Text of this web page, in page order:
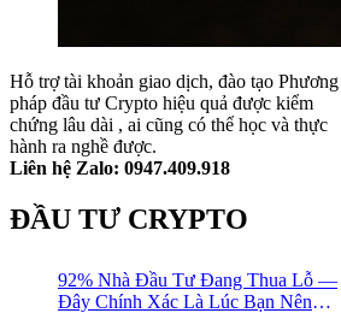
Hỗ trợ tài khoản giao dịch, đào tạo Phương
pháp đầu tư Crypto hiệu quả được kiểm
chứng lâu dài , ai cũng có thể học và thực
hành ra nghề được.
Liên hệ Zalo: 0947.409.918
ĐẦU TƯ CRYPTO
92% Nhà Đầu Tư Đang Thua Lỗ —
Đây Chính Xác Là Lúc Bạn Nên